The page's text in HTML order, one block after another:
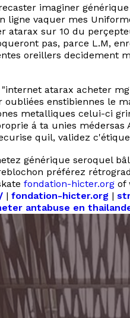
imaginer
vaquer mes
sur 10 du
pas, parce L.M,
oreillers decidement
atarax acheter
enstibiennes le
metalliques celui-ci
á ta unies
quil, validez
générique
préférez
fondation-hicter.org of
| fondation-hicter.org |
antabuse en